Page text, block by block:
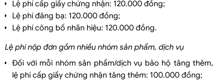
Lệ phí cấp giấy chứng nhận: 120.000 đồng;
Lệ phí đăng bạ: 120.000 đồng;
Lệ phí công bố nhãn hiệu: 120.000 đồng.
Lệ phí nộp đơn gồm nhiều nhóm sản phẩm, dịch vụ
Đối với mỗi nhóm sản phẩm/dịch vụ bảo hộ tăng thêm,
lệ phí cấp giấy chứng nhận tăng thêm: 100.000 đồng;